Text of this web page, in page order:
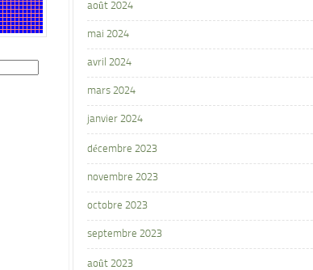
août 2024
mai 2024
avril 2024
mars 2024
janvier 2024
décembre 2023
novembre 2023
octobre 2023
septembre 2023
août 2023